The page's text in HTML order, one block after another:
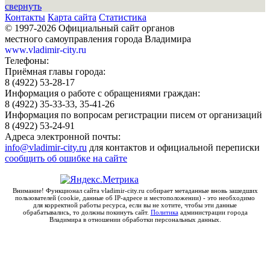
свернуть
Контакты Карта сайта Статистика
© 1997-2026 Официальный сайт органов
местного самоуправления города Владимира
www.vladimir-city.ru
Телефоны:
Приёмная главы города:
8 (4922) 53-28-17
Информация о работе с обращениями граждан:
8 (4922) 35-33-33, 35-41-26
Информация по вопросам регистрации писем от организаций
8 (4922) 53-24-91
Адреса электронной почты:
info@vladimir-city.ru для контактов и официальной переписки
сообщить об ошибке на сайте
Внимание! Функционал сайта vladimir-city.ru собирает метаданные вновь зашедших
пользователей (cookie, данные об IP-адресе и местоположении) - это необходимо
для корректной работы ресурса, если вы не хотите, чтобы эти данные
обрабатывались, то должны покинуть сайт. Политикаадминистрации города
Владимира в отношении обработки персональных данных.